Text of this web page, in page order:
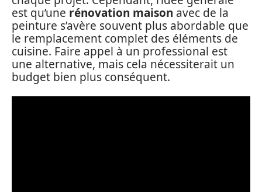
est qu’une rénovation maison avec de la
peinture s’avère souvent plus abordable que
le remplacement complet des éléments de
cuisine. Faire appel à un professional est
une alternative, mais cela nécessiterait un
budget bien plus conséquent.